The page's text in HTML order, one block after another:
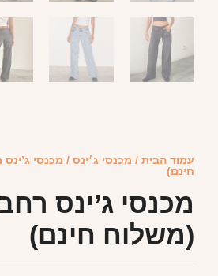
עמוד הבית / מכנסי ג׳ינס / מכנסי
חינם)
מכנסי ג’ינס
(משלוח חינם)